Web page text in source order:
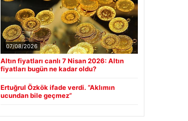
07/08/2026
Altın fiyatları canlı 7 Nisan 2026: Altın
fiyatları bugün ne kadar oldu?
Ertuğrul Özkök ifade verdi. “Aklımın
ucundan bile geçmez”